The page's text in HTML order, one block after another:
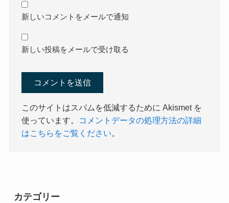
新しいコメントをメールで通知
新しい投稿をメールで受け取る
このサイトはスパムを低減するために Akismet を
使っています。
コメントデータの処理方法の詳細
はこちらをご覧ください。
カテゴリー